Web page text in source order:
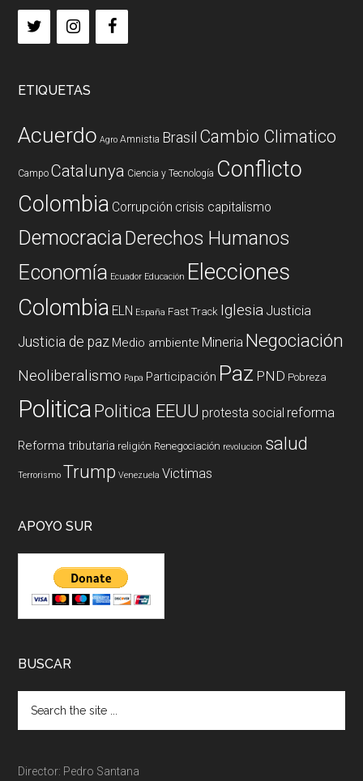
ETIQUETAS
Acuerdo Agro Amnistia Brasil Cambio Climatico
Campo Catalunya Ciencia y Tecnología Conflicto
Colombia Corrupción crisis capitalismo
DemocraciaDerechos Humanos
Economía Ecuador Educación Elecciones
Colombia ELN España Fast Track Iglesia Justicia
Justicia de paz Medio ambiente Mineria Negociación
Neoliberalismo Papa Participación Paz PND Pobreza
PoliticaPolitica EEUU protesta social reforma
Reforma tributaria religión Renegociación revolucion salud
Terrorismo Trump Venezuela Victimas
APOYO SUR
BUSCAR
Director: Pedro Santana